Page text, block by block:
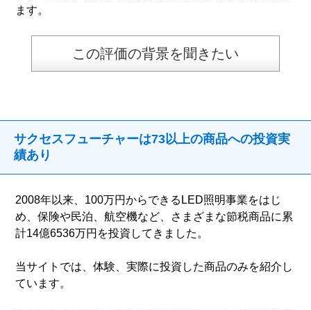
ます。
この評価の背景を聞きたい
サクセスフューチャーは73以上の商品への投資実
績あり
2008年以来、100万円からできるLED照明事業をはじ
め、保険や民泊、航空機など、さまざまな節税商品に累
計14億6536万円を投資してきました。
当サイトでは、体験、実際に投資した商品のみを紹介し
ています。